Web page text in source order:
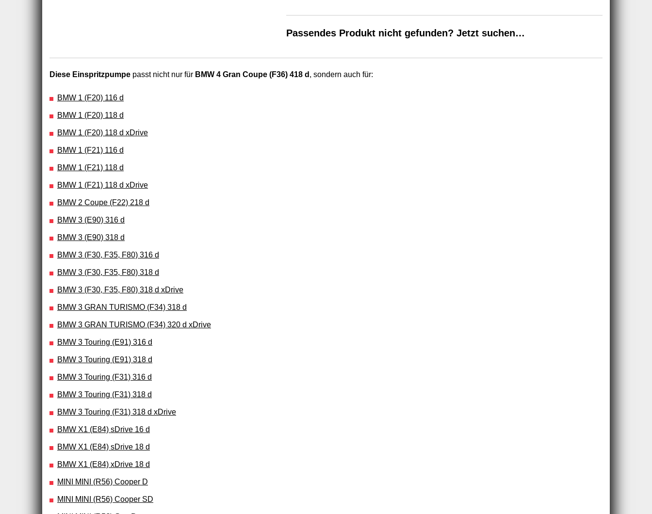
Passendes Produkt nicht gefunden? Jetzt suchen…
Diese Einspritzpumpe passt nicht nur für BMW 4 Gran Coupe (F36) 418 d , sondern auch für:
BMW 1 (F20) 116 d
BMW 1 (F20) 118 d
BMW 1 (F20) 118 d xDrive
BMW 1 (F21) 116 d
BMW 1 (F21) 118 d
BMW 1 (F21) 118 d xDrive
BMW 2 Coupe (F22) 218 d
BMW 3 (E90) 316 d
BMW 3 (E90) 318 d
BMW 3 (F30, F35, F80) 316 d
BMW 3 (F30, F35, F80) 318 d
BMW 3 (F30, F35, F80) 318 d xDrive
BMW 3 GRAN TURISMO (F34) 318 d
BMW 3 GRAN TURISMO (F34) 320 d xDrive
BMW 3 Touring (E91) 316 d
BMW 3 Touring (E91) 318 d
BMW 3 Touring (F31) 316 d
BMW 3 Touring (F31) 318 d
BMW 3 Touring (F31) 318 d xDrive
BMW X1 (E84) sDrive 16 d
BMW X1 (E84) sDrive 18 d
BMW X1 (E84) xDrive 18 d
MINI MINI (R56) Cooper D
MINI MINI (R56) Cooper SD